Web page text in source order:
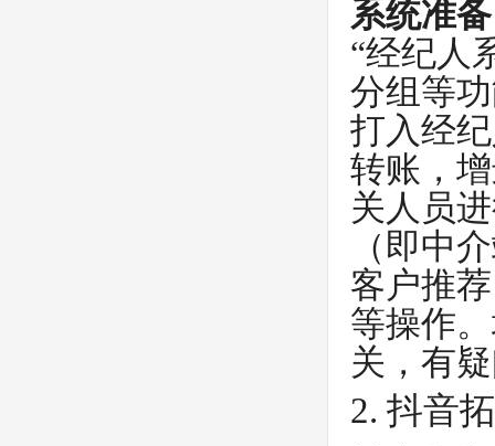
系统准备
“经纪人
分组等
打入经
转账，
关人员
（即中
客户推
等操作
关，有
2. 抖音